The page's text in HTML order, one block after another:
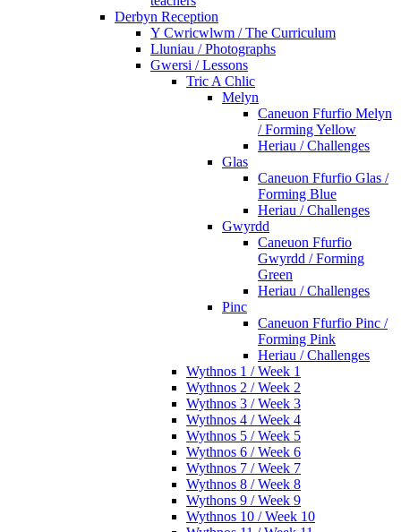
Derbyn Reception
Y Cwricwlwm / The Curriculum
Lluniau / Photographs
Gwersi / Lessons
Tric A Chlic
Melyn
Caneuon Ffurfio Melyn
/ Forming Yellow
Heriau / Challenges
Glas
Caneuon Ffurfio Glas /
Forming Blue
Heriau / Challenges
Gwyrdd
Caneuon Ffurfio
Gwyrdd / Forming
Green
Heriau / Challenges
Pinc
Caneuon Ffurfio Pinc /
Forming Pink
Heriau / Challenges
Wythnos 1 / Week 1
Wythnos 2 / Week 2
Wythnos 3 / Week 3
Wythnos 4 / Week 4
Wythnos 5 / Week 5
Wythnos 6 / Week 6
Wythnos 7 / Week 7
Wythnos 8 / Week 8
Wythons 9 / Week 9
Wythnos 10 / Week 10